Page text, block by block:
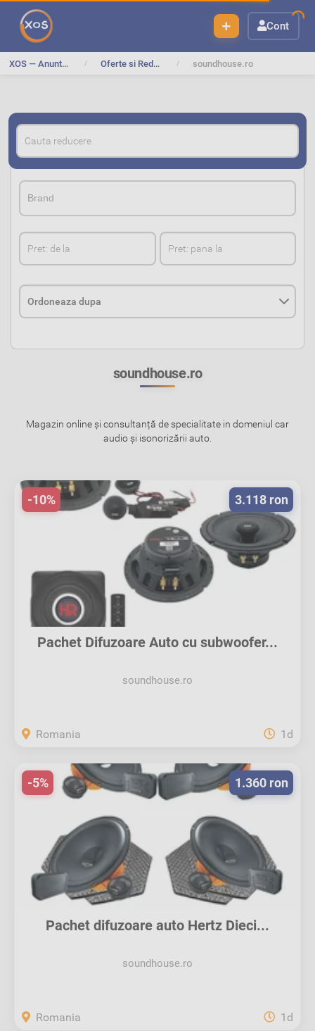
Cont
XOS — Anunturi Gratuite Oferte si Reduceri soundhouse.ro
soundhouse.ro
Magazin online și consultanță de specialitate in domeniul car
audio și isonorizării auto.
Pachet Difuzoare Auto cu subwoofer...
soundhouse.ro
3.118 ron
-10%
Romania 1d
Pachet difuzoare auto Hertz Dieci...
soundhouse.ro
1.360 ron
-5%
Romania 1d